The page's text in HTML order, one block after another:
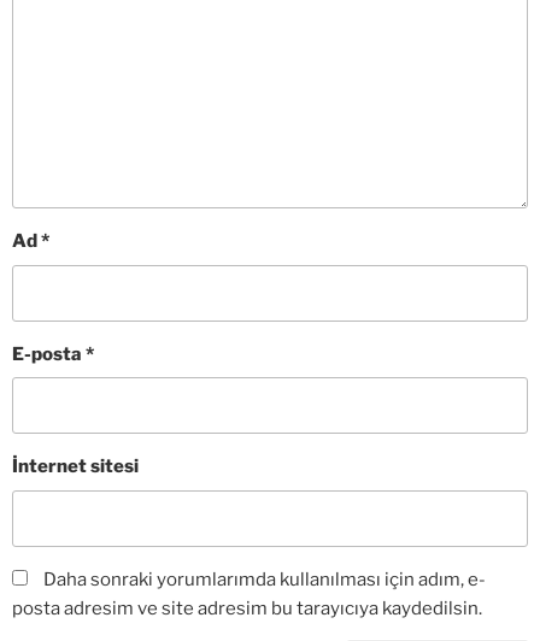
Ad*
E-posta *
İnternet sitesi
Daha sonraki yorumlarımda kullanılması için adım, e-
posta adresim ve site adresim bu tarayıcıya kaydedilsin.